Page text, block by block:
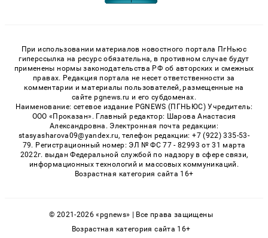
При использовании материалов новостного портала ПгНьюс
гиперссылка на ресурс обязательна, в противном случае будут
применены нормы законодательства РФ об авторских и смежных
правах. Редакция портала не несет ответственности за
комментарии и материалы пользователей, размещенные на
сайте pgnews.ru и его субдоменах.
Наименование: сетевое издание PGNEWS (ПГНЬЮС) Учредитель:
ООО «Проказан». Главный редактор: Шарова Анастасия
Александровна. Электронная почта редакции:
stasyasharova09@yandex.ru, телефон редакции: +7 (922) 335-53-
79. Регистрационный номер: ЭЛ № ФС 77 - 82993 от 31 марта
2022г. выдан Федеральной службой по надзору в сфере связи,
информационных технологий и массовых коммуникаций.
Возрастная категория сайта 16+
© 2021-2026 «pgnews» | Все права защищены
Возрастная категория сайта 16+